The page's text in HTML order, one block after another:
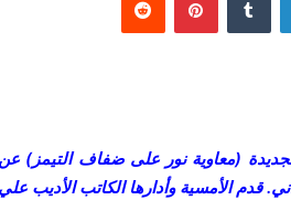
الشعرية الجديدة (معاوية نور على ضفاف التيمز) عن
قدم الأمسية وأدارها الكاتب الأديب علي